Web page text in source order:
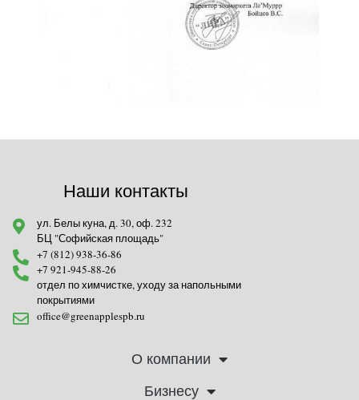
О компании
Бизнесу
Наши контакты
ул. Белы куна, д. 30, оф. 232
БЦ "Софийская площадь"
+7 (812) 938-36-86
+7 921-945-88-26
отдел по химчистке, уходу за напольными
покрытиями
office@greenapplespb.ru